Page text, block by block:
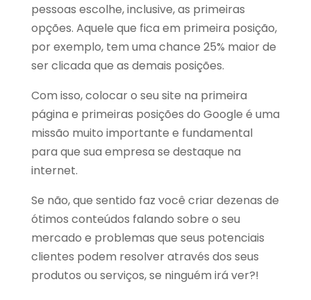
pessoas escolhe, inclusive, as primeiras
opções. Aquele que fica em primeira posição,
por exemplo, tem uma chance 25% maior de
ser clicada que as demais posições.
Com isso, colocar o seu site na primeira
página e primeiras posições do Google é uma
missão muito importante e fundamental
para que sua empresa se destaque na
internet.
Se não, que sentido faz você criar dezenas de
ótimos conteúdos falando sobre o seu
mercado e problemas que seus potenciais
clientes podem resolver através dos seus
produtos ou serviços, se ninguém irá ver?!